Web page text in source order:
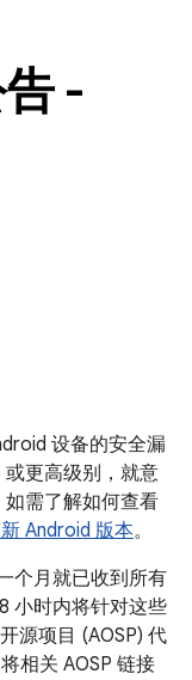
-
设备的安全漏
更高级别，就意
需了解如何查看
Android 版本。
个月就已收到所有
小时内将针对这些
源项目 (AOSP) 代
相关 AOSP 链接